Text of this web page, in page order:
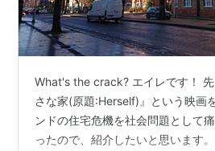
What's the crack? エイレです！
さな家(原題:Herself)』という映画
ンドの住宅危機を社会問題として
ったので、紹介したいと思います